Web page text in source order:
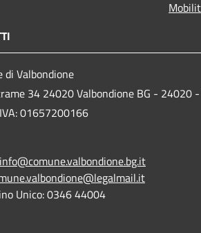
di Valbondione
34 24020 Valbondione BG - 24020
01657200166
info@comune.valbondione.bg.it
Unico: 0346 44004